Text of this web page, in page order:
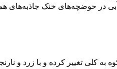
آبی در حوضچه‌های خنک